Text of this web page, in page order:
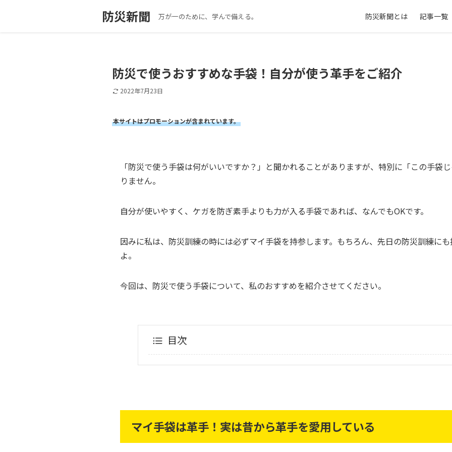
防災新聞 万が一のために、学んで備える。 防災新聞とは 記事一覧
防災で使うおすすめな手袋！自分が使う革手をご紹介
2022年7月23日
本サイトはプロモーションが含まれています。
「防災で使う手袋は何がいいですか？」と聞かれることがありますが、特別に「この手袋
りません。
自分が使いやすく、ケガを防ぎ素手よりも力が入る手袋であれば、なんでもOKです。
因みに私は、防災訓練の時には必ずマイ手袋を持参します。もちろん、先日の防災訓練に
よ。
今回は、防災で使う手袋について、私のおすすめを紹介させてください。
目次
マイ手袋は革手！実は昔から革手を愛用している